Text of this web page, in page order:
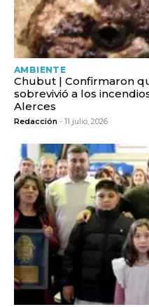
AMBIENTE
Chubut | Confirmaron
sobrevivió a los
Alerces
Redacción - 11 julio, 2026